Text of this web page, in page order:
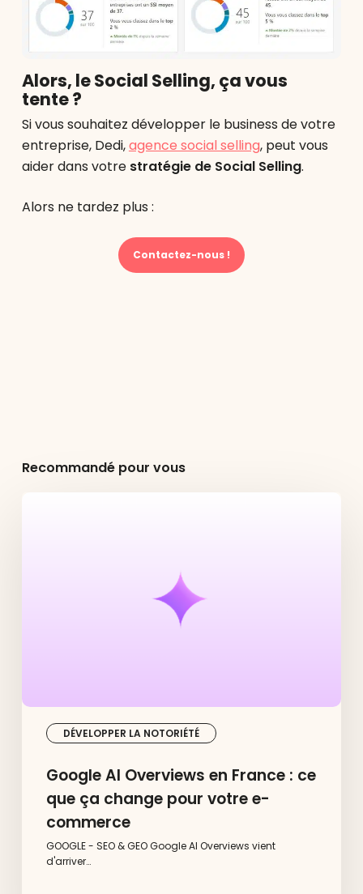
Alors, le Social Selling, ça vous
tente ?
Si vous souhaitez développer le business de votre
entreprise, Dedi,agence social selling, peut vous
aider dans votre stratégie de Social Selling.
Alors ne tardez plus :
Contactez-nous !
Recommandé pour vous
DÉVELOPPER LA NOTORIÉTÉ
commerce
Google AI Overviews en France : ce
que ça change pour votre e-
commerce
GOOGLE - SEO & GEO Google AI Overviews vient
d'arriver…